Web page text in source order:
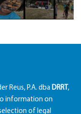
Reus, P.A. dba DRRT,
information on
of legal